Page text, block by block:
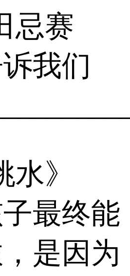
忌赛
我们
》
最终能
是因为